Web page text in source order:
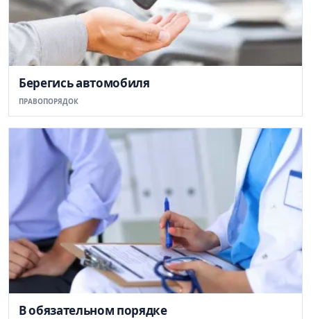
Берегись автомобиля
ПРАВОПОРЯДОК
В обязательном порядке